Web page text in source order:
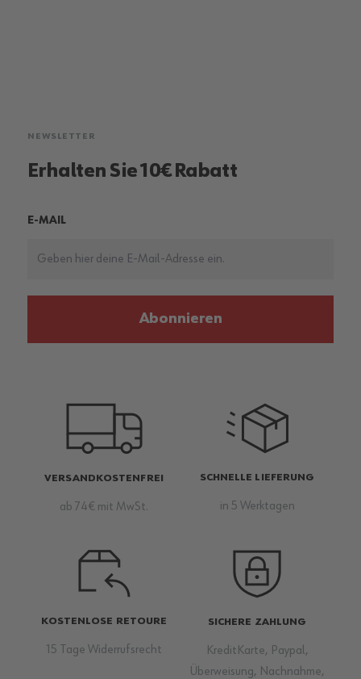
NEWSLETTER
Erhalten Sie 10€ Rabatt
E-MAIL
Abonnieren
VERSANDKOSTENFREI
ab 74€ mit MwSt.
SCHNELLE LIEFERUNG
in 5 Werktagen
KOSTENLOSE RETOURE
15 Tage Widerrufsrecht
SICHERE ZAHLUNG
KreditKarte, Paypal,
Überweisung, Nachnahme,